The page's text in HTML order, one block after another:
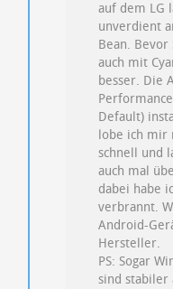
auf dem LG
unverdient
Bean.
auch mit
besser. Die
Default)
lobe ich mir
schnell und
auch mal
dabei habe
verbrannt.
Android-
Hersteller.
PS: Sogar
sind stabiler